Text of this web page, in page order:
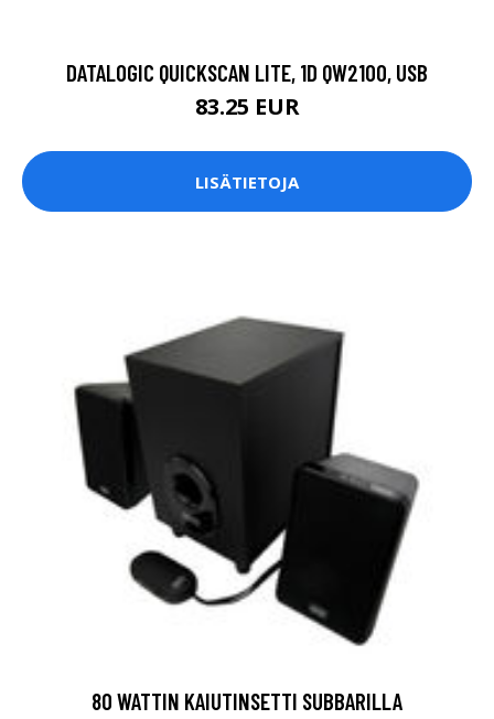
DATALOGIC QUICKSCAN LITE, 1D QW2100, USB
83.25 EUR
LISÄTIETOJA
80 WATTIN KAIUTINSETTI SUBBARILLA